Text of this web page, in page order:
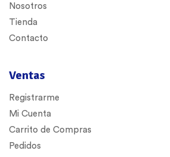
Nosotros
Tienda
Contacto
Ventas
Registrarme
Mi Cuenta
Carrito de Compras
Pedidos